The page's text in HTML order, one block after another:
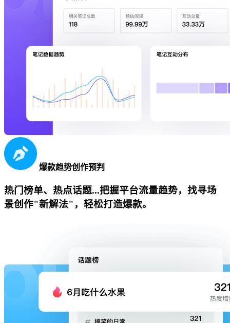
爆款趋势创作预判
热门榜单、热点话题...把握平台流量趋势，找寻场
景创作"新解法"，轻松打造爆款。